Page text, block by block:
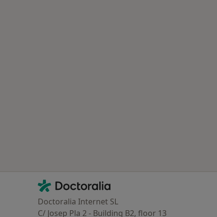
Contacto
Doctoralia - Homepage
Doctoralia Internet SL
C/ Josep Pla 2 - Building B2, floor 13